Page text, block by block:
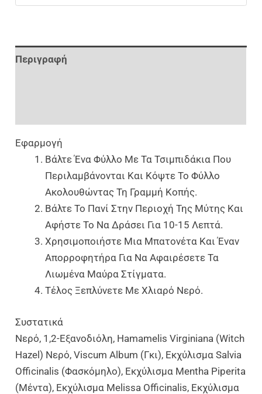
Περιγραφή
Εφαρμογή
Βάλτε Ένα Φύλλο Με Τα Τσιμπιδάκια Που
Περιλαμβάνονται Και Κόψτε Το Φύλλο
Ακολουθώντας Τη Γραμμή Κοπής.
Βάλτε Το Πανί Στην Περιοχή Της Μύτης Και
Αφήστε Το Να Δράσει Για 10-15 Λεπτά.
Χρησιμοποιήστε Μια Μπατονέτα Και Έναν
Απορροφητήρα Για Να Αφαιρέσετε Τα
Λιωμένα Μαύρα Στίγματα.
Τέλος Ξεπλύνετε Με Χλιαρό Νερό.
Συστατικά
Νερό, 1,2-Εξανοδιόλη, Hamamelis Virginiana (Witch
Hazel) Νερό, Viscum Album (Γκι), Εκχύλισμα Salvia
Officinalis (Φασκόμηλο), Εκχύλισμα Mentha Piperita
(Μέντα), Εκχύλισμα Melissa Officinalis, Εκχύλισμα